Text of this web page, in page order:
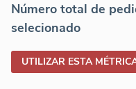
Número total de
selecionado
UTILIZAR ESTA